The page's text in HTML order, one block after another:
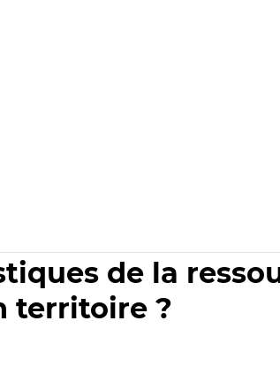
de la
territoire ?